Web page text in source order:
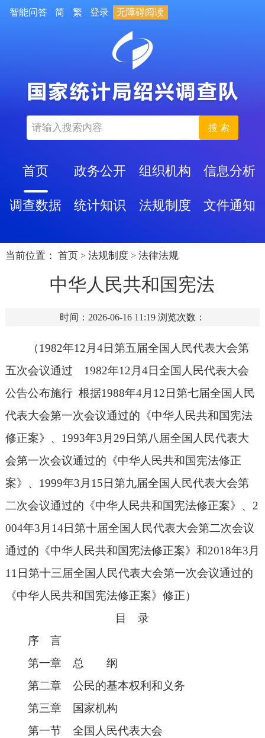
智能问答 简 繁 登录 无障碍阅读
搜 索
首页 政务公开 组织机构 信息分析
调查数据 统计知识 法规制度 文件通知
当前位置： 首页 > 法规制度 > 法律法规
中华人民共和国宪法
时间：2026-06-16 11:19 浏览次数：
（1982年12月4日第五届全国人民代表大会第
五次会议通过 1982年12月 4日全国人民代表大会
公告公布施行 根据1988年4月 12 日第七届全国人民
代表大会第一次会议通过的《中华人民共和国宪法
修正案》、 1993年3月 29 日第八届全国人民代表大
会第一次会议通过的《中华人民共和国宪法修正
案》、 1999年3月 15 日第九届全国人民代表大会第
二次会议通过的《中华人民共和国宪法修正案》、 2
004年3月 14日第十届全国人民代表大会第二次会议
通过的《中华人民共和国宪法修正案》和2018年3月
11 日第十三届全国人民代表大会第一次会议通过的
《中华人民共和国宪法修正案》修正）
目 录
序 言
第一章 总 纲
第二章 公民的基本权利和义务
第三章 国家机构
第一节 全国人民代表大会